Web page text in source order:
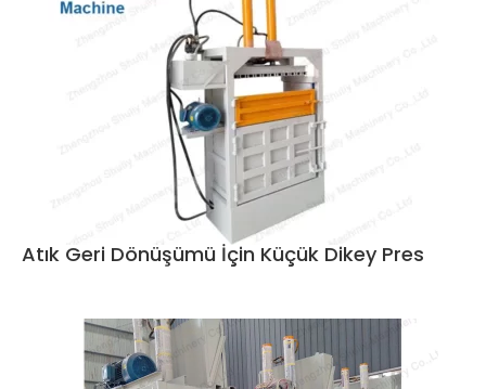
Atık Geri Dönüşümü İçin Küçük Dikey Pres